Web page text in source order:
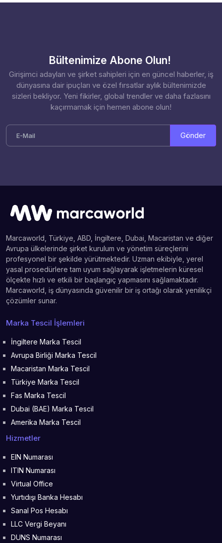
Bültenimize Abone Olun!
Girişimci adayları ve şirket sahipleri için en güncel haberler, iş
dünyasına dair ipuçları ve özel fırsatlar aylık bültenimizde
sizleri bekliyor. Yeni fikirler, global trendler ve daha fazlasını
kaçırmamak için hemen abone olun!
Gönder
Marcaworld, Türkiye, ABD, İngiltere, Dubai, Macaristan ve diğer
Avrupa ülkelerinde şirket kurulum ve yönetim süreçlerini
profesyonel bir şekilde yürütmektedir. Uzman ekibiyle, yerel
yasal prosedürlere tam uyum sağlayarak işletmelerin küresel
ölçekte hızlı ve etkili bir başlangıç yapmasını sağlamaktadır.
Marcaworld, iş dünyasında güvenilir bir iş ortağı olarak yenilikçi
çözümler sunar.
Marka Tescil İşlemleri
İngiltere Marka Tescil
Avrupa Birliği Marka Tescil
Macaristan Marka Tescil
Türkiye Marka Tescil
Fas Marka Tescil
Dubai (BAE) Marka Tescil
Amerika Marka Tescil
Hizmetler
EIN Numarası
ITIN Numarası
Virtual Office
Yurtıdışı Banka Hesabı
Sanal Pos Hesabı
LLC Vergi Beyanı
DUNS Numarası